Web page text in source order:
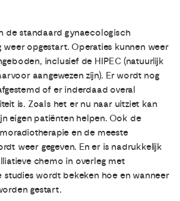
de standaard gynaecologisch
opgestart. Operaties kunnen weer
inclusief de HIPEC (natuurlijk
aangewezen zijn). Er wordt nog
of er inderdaad overal
is. Zoals het er nu naar uitziet kan
eigen patiënten helpen. Ook de
en de meeste
weer gegeven. En er is nadrukkelijk
chemo in overleg met
studies wordt bekeken hoe en wanneer
gestart.